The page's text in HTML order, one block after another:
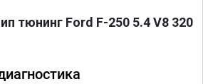
тюнинг Ford F-250 5.4 V8 320